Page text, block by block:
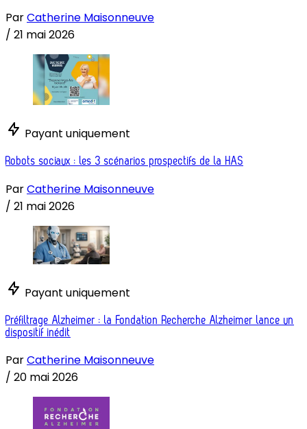
ParCatherine Maisonneuve
/ 21 mai 2026
Payant uniquement
Robots sociaux : les 3 scénarios prospectifs de la HAS
ParCatherine Maisonneuve
/ 21 mai 2026
Payant uniquement
Préfiltrage Alzheimer : la Fondation Recherche Alzheimer lance un
dispositif inédit
ParCatherine Maisonneuve
/ 20 mai 2026